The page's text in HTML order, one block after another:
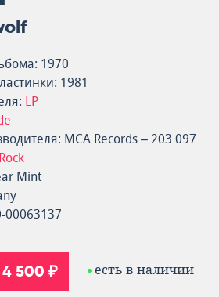
1970
1981
LP
MCA Records – 203 097
Mint
00063137
4 500 ₽ есть в наличии